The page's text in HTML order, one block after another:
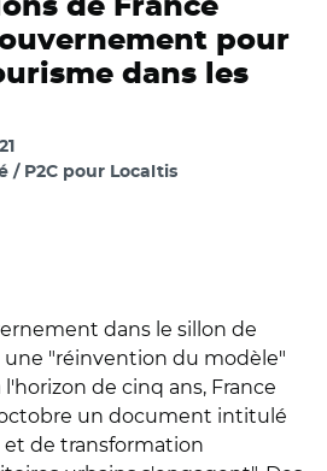
de France
pour
dans les
/ P2C pour Localtis
dans le sillon de
une "réinvention du modèle"
de cinq ans, France
octobre un document intitulé
de transformation